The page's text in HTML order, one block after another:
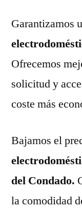
Garantizamos
Ofrecemos
solicitud y
coste más
Bajamos el
del Condado.
la comodidad